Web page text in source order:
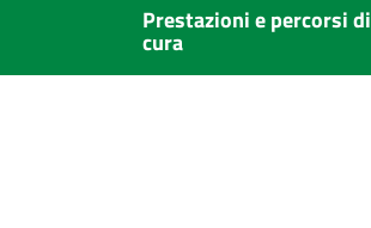
Prestazioni e percorsi di
cura